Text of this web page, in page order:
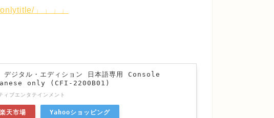
」」」」
タル・エディション 日本語専用 Console
only (CFI-2200B01)
ィブエンタテインメント
楽天市場 Yahooショッピング